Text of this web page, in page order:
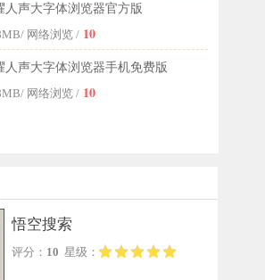
人声大字体浏览器官方版
/ 网络浏览 / 10
人声大字体浏览器手机免费版
/ 网络浏览 / 10
悟空搜索
评分： 10 星级：